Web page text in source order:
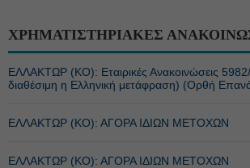
ΧΡΗΜΑΤΙΣΤΗΡΙΑΚΕΣ
ΕΛΛΑΚΤΩΡ (ΚΟ): Εταιρικές Ανακοινώσεις 5982/
διαθέσιμη η Ελληνική μετάφραση) (Ορθή
ΕΛΛΑΚΤΩΡ (ΚΟ): ΑΓΟΡΑ ΙΔΙΩΝ ΜΕΤΟΧΩΝ
ΕΛΛΑΚΤΩΡ (ΚΟ): ΑΓΟΡΑ ΙΔΙΩΝ ΜΕΤΟΧΩΝ